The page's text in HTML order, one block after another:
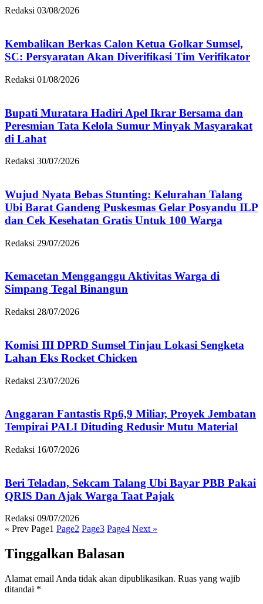
Redaksi 03/08/2026
Kembalikan Berkas Calon Ketua Golkar Sumsel,
SC: Persyaratan Akan Diverifikasi Tim Verifikator
Redaksi 01/08/2026
Bupati Muratara Hadiri Apel Ikrar Bersama dan
Peresmian Tata Kelola Sumur Minyak Masyarakat
di Lahat
Redaksi 30/07/2026
Wujud Nyata Bebas Stunting: Kelurahan Talang
Ubi Barat Gandeng Puskesmas Gelar Posyandu ILP
dan Cek Kesehatan Gratis Untuk 100 Warga
Redaksi 29/07/2026
Kemacetan Mengganggu Aktivitas Warga di
Simpang Tegal Binangun
Redaksi 28/07/2026
Komisi III DPRD Sumsel Tinjau Lokasi Sengketa
Lahan Eks Rocket Chicken
Redaksi 23/07/2026
Anggaran Fantastis Rp6,9 Miliar, Proyek Jembatan
Tempirai PALI Dituding Redusir Mutu Material
Redaksi 16/07/2026
Beri Teladan, Sekcam Talang Ubi Bayar PBB Pakai
QRIS Dan Ajak Warga Taat Pajak
Redaksi 09/07/2026
« Prev Page1 Page2 Page3 Page4 Next »
Tinggalkan Balasan
Alamat email Anda tidak akan dipublikasikan. Ruas yang wajib
ditandai *